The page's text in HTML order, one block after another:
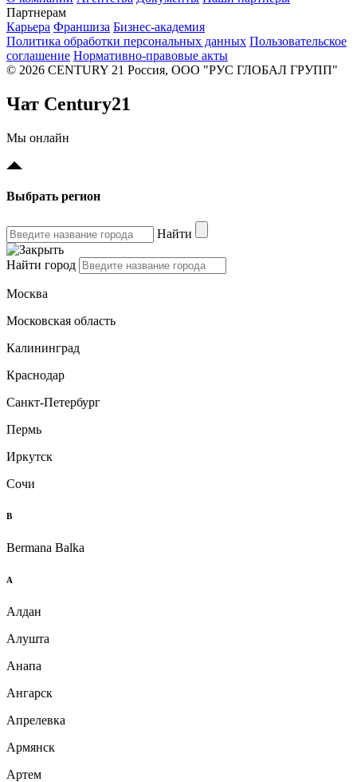
Партнерам
Карьера Франшиза Бизнес-академия
Политика обработки персональных данных Пользовательское
соглашение Нормативно-правовые акты
© 2026 CENTURY 21 Россия, ООО "РУС ГЛОБАЛ ГРУПП"
Чат Century21
Мы онлайн
Выбрать регион
Найти
Найти город
Москва
Московская область
Калининград
Краснодар
Санкт-Петербург
Пермь
Иркутск
Сочи
B
Bermana Balka
А
Алдан
Алушта
Анапа
Ангарск
Апрелевка
Армянск
Артем